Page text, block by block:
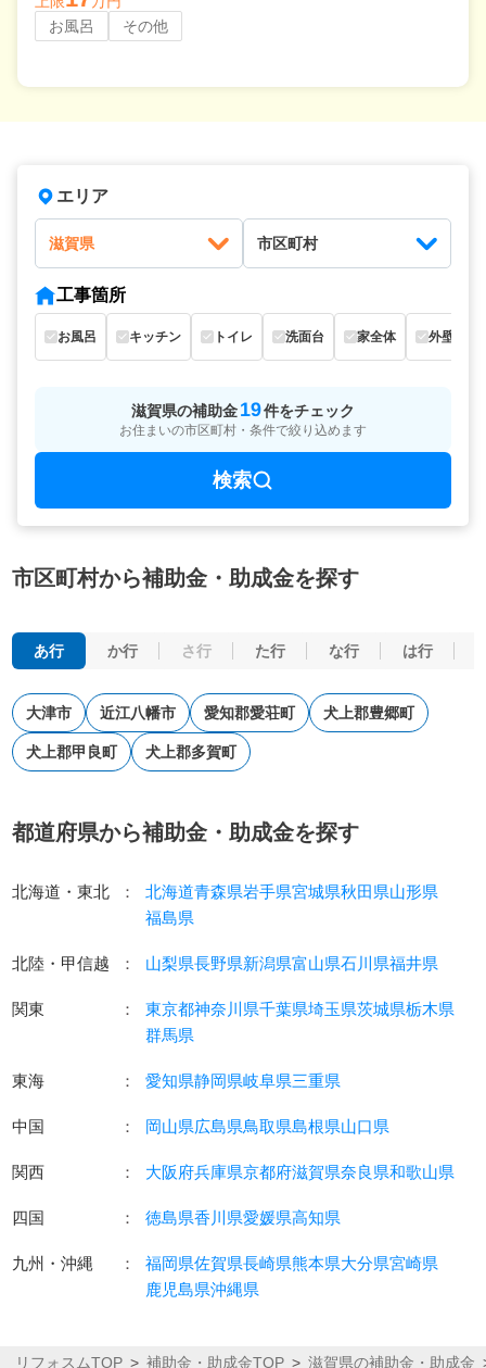
お風呂
その他
エリア
滋賀県 市区町村
工事箇所
お風呂 キッチン トイレ 洗面台 家全体 外壁
滋賀県の補助金19件をチェック
お住まいの市区町村・条件で絞り込めます
検索
市区町村から補助金・助成金を探す
あ行 か行 さ行 た行 な行 は行
大津市 近江八幡市 愛知郡愛荘町 犬上郡豊郷町
犬上郡甲良町 犬上郡多賀町
都道府県から補助金・助成金を探す
北海道・東北 ： 北海道青森県岩手県宮城県秋田県山形県
福島県
北陸・甲信越 ： 山梨県長野県新潟県富山県石川県福井県
関東 ： 東京都神奈川県千葉県埼玉県茨城県栃木県
群馬県
東海 ： 愛知県静岡県岐阜県三重県
中国 ： 岡山県広島県鳥取県島根県山口県
関西 ： 大阪府兵庫県京都府滋賀県奈良県和歌山県
四国 ： 徳島県香川県愛媛県高知県
九州・沖縄 ： 福岡県佐賀県長崎県熊本県大分県宮崎県
鹿児島県沖縄県
リフォスムTOP 補助金・助成金TOP 滋賀県の補助金・助成金